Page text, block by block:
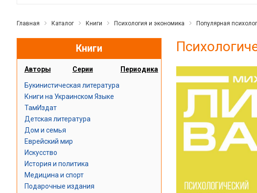
Главная Каталог Книги Психология и экономика Популярная
Книги
Авторы Серии Периодика
Букинистическая литература
Книги на Украинском Языке
ТамИздат
Детская литература
Дом и семья
Еврейский мир
Искусство
История и политика
Медицина и спорт
Подарочные издания